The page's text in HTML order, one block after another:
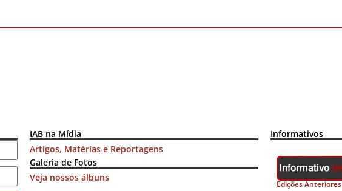
IAB na Mídia
Artigos, Matérias e Reportagens
Galeria de Fotos
Veja nossos álbuns
Informativos
Edições Anteriores